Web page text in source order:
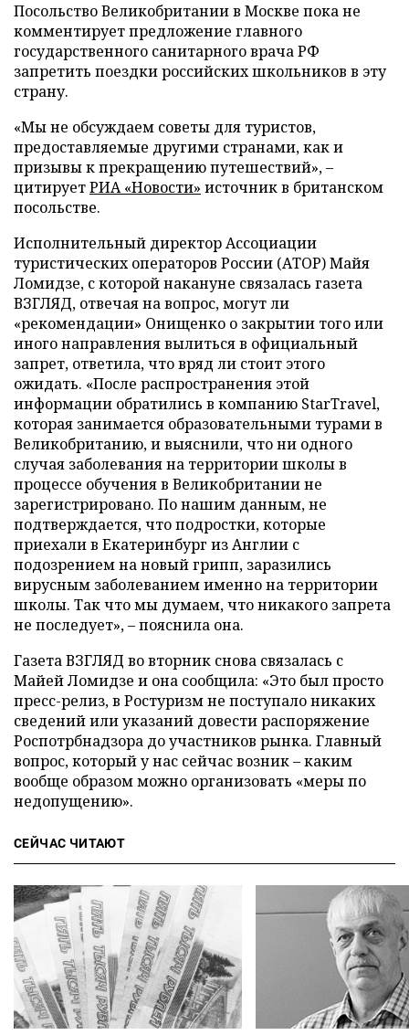
Посольство Великобритании в Москве пока не
комментирует предложение главного
государственного санитарного врача РФ
запретить поездки российских школьников в эту
страну.
«Мы не обсуждаем советы для туристов,
предоставляемые другими странами, как и
призывы к прекращению путешествий», –
цитируетРИА «Новости» источник в британском
посольстве.
Исполнительный директор Ассоциации
туристических операторов России (АТОР) Майя
Ломидзе, с которой накануне связалась газета
ВЗГЛЯД, отвечая на вопрос, могут ли
«рекомендации» Онищенко о закрытии того или
иного направления вылиться в официальный
запрет, ответила, что вряд ли стоит этого
ожидать. «После распространения этой
информации обратились в компанию StarTravel,
которая занимается образовательными турами в
Великобританию, и выяснили, что ни одного
случая заболевания на территории школы в
процессе обучения в Великобритании не
зарегистрировано. По нашим данным, не
подтверждается, что подростки, которые
приехали в Екатеринбург из Англии с
подозрением на новый грипп, заразились
вирусным заболеванием именно на территории
школы. Так что мы думаем, что никакого запрета
не последует», – пояснила она.
Газета ВЗГЛЯД во вторник снова связалась с
Майей Ломидзе и она сообщила: «Это был просто
пресс-релиз, в Ростуризм не поступало никаких
сведений или указаний довести распоряжение
Роспотрбнадзора до участников рынка. Главный
вопрос, который у нас сейчас возник – каким
вообще образом можно организовать «меры по
недопущению».
СЕЙЧАС ЧИТАЮТ